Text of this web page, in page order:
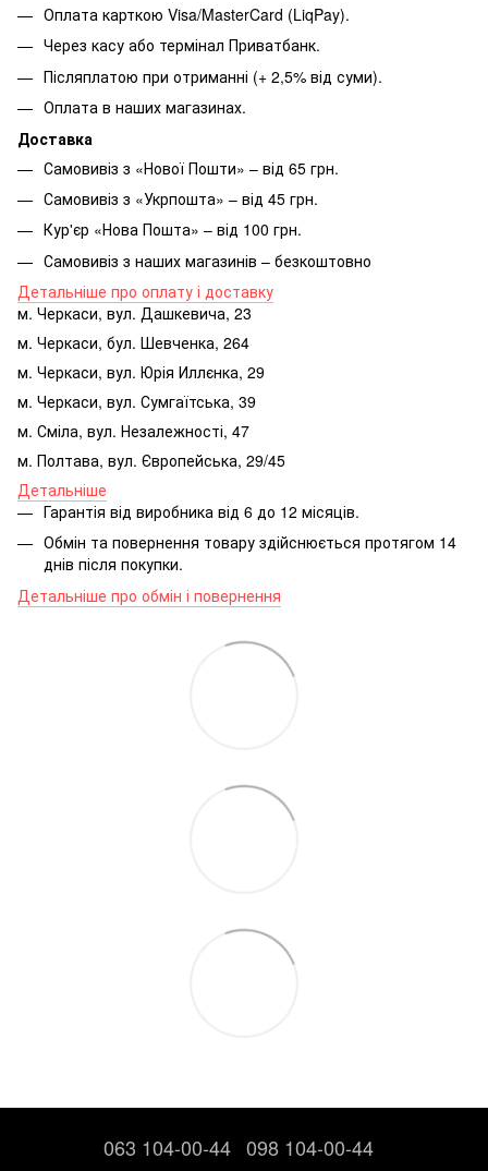
Оплата карткою Visa/MasterCard (LiqPay).
Через касу або термінал Приватбанк.
Післяплатою при отриманні (+ 2,5% від суми).
Оплата в наших магазинах.
Доставка
Самовивіз з «Нової Пошти» – від 65 грн.
Самовивіз з «Укрпошта» – від 45 грн.
Кур'єр «Нова Пошта» – від 100 грн.
Самовивіз з наших магазинів – безкоштовно
Детальніше про оплату і доставку
м. Черкаси, вул. Дашкевича, 23
м. Черкаси, бул. Шевченка, 264
м. Черкаси, вул. Юрія Иллєнка, 29
м. Черкаси, вул. Сумгаїтська, 39
м. Сміла, вул. Незалежності, 47
м. Полтава, вул. Європейська, 29/45
Детальніше
Гарантія від виробника від 6 до 12 місяців.
Обмін та повернення товару здійснюється протягом 14
днів після покупки.
Детальніше про обмін і повернення
063 104-00-44 098 104-00-44